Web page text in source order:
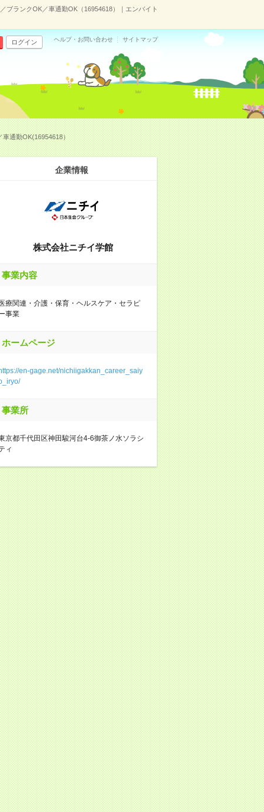
ランクOK／車通勤OK（16954618）｜エンバイト
ログイン ヘルプ・お問い合わせ サイトマップ
通勤OK(16954618）
企業情報
株式会社ニチイ学館
事業内容
療関連・介護・保育・ヘルスケア・セラピ
事業
ホームページ
en-gage.net/nichiigakkan_career_saiy
事業所
京都千代田区神田駿河台4-6御茶ノ水ソラシ
ィ